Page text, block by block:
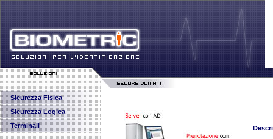
Sicurezza Fisica
Sicurezza Logica
Terminali